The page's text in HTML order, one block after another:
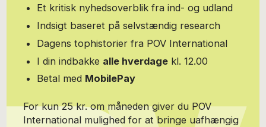
og hjemme. Han har derfor fået et enestående indblik i såvel
i et utal af radio- og TV udsendelser. Han har fået flere
branchepriser for sit virke – bl.a. Danish Metal Awards’ (en
underafdeling af DMA) hæderspris for sit ”utrættelige virke for
den hårde rock i Danmark”, som det hed i juryens begrundelse.
Inkarneret fan af FC Barcelona og Brøndby IF. Bor på Nørrebro
med sin kat Slivovic og sine seks guitarer.
Et kritisk nyhedsoverblik fra ind- og udland
Indsigt baseret på selvstændig research
Dagens tophistorier fra POV International
I din indbakke alle hverdage kl. 12.00
Betal med MobilePay
For kun 25 kr. om måneden giver du POV
International mulighed for at bringe uafhængig